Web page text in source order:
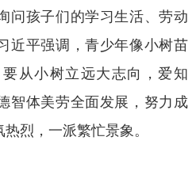
问孩子们的学习生活、劳动
近平强调，青少年像小树苗
从小树立远大志向，爱知
智体美劳全面发展，努力成
烈，一派繁忙景象。